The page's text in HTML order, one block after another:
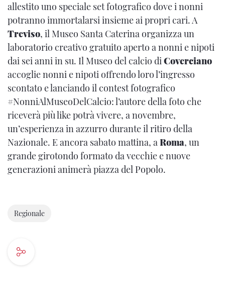
allestito uno speciale set fotografico dove i nonni
potranno immortalarsi insieme ai propri cari. A
Treviso, il Museo Santa Caterina organizza un
laboratorio creativo gratuito aperto a nonni e nipoti
dai sei anni in su. Il Museo del calcio diCoverciano
accoglie nonni e nipoti offrendo loro l’ingresso
scontato e lanciando il contest fotografico
#NonniAlMuseoDelCalcio: l’autore della foto che
riceverà più like potrà vivere, a novembre,
un’esperienza in azzurro durante il ritiro della
Nazionale. E ancora sabato mattina, aRoma, un
grande girotondo formato da vecchie e nuove
generazioni animerà piazza del Popolo.
Regionale